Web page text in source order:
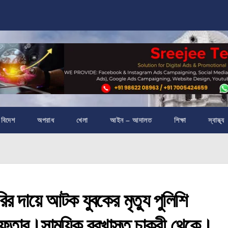
বিদেশ অপরাধ খেলা আইন – আদালত শিক্ষা স্বাস্থ্য
দায়ে আটক যুবকের মৃত্যু পুলিশি